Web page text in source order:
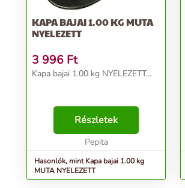
KAPA BAJAI 1.00 KG MUTA
NYELEZETT
3 996 Ft
Kapa bajai 1.00 kg NYELEZETT...
Részletek
Pepita
Hasonlók, mint Kapa bajai 1.00 kg
MUTA NYELEZETT